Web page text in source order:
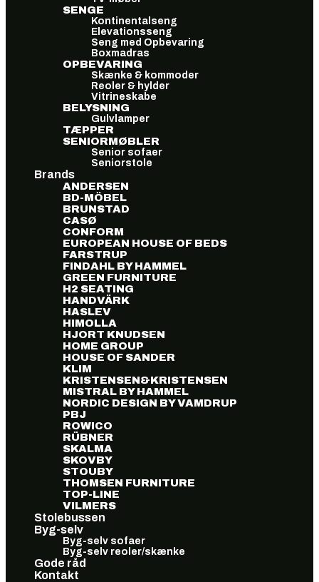
SENGE
Kontinentalseng
Elevationsseng
Seng med Opbevaring
Boxmadras
OPBEVARING
Skænke & kommoder
Reoler & hylder
Vitrineskabe
BELYSNING
Gulvlamper
TÆPPER
SENIORMØBLER
Senior sofaer
Seniorstole
Brands
ANDERSEN
BD-MÖBEL
BRUNSTAD
CASØ
CONFORM
EUROPEAN HOUSE OF BEDS
FARSTRUP
FINDAHL BY HAMMEL
GREEN FURNITURE
H2 SEATING
HANDVÄRK
HASLEV
HIMOLLA
HJORT KNUDSEN
HOME GROUP
HOUSE OF SANDER
KLIM
KRISTENSEN&KRISTENSEN
MISTRAL BY HAMMEL
NORDIC DESIGN BY VAMDRUP
PBJ
ROWICO
RÜBNER
SKALMA
SKOVBY
STOUBY
THOMSEN FURNITURE
TOP-LINE
VILMERS
Stolebussen
Byg-selv
Byg-selv sofaer
Byg-selv reoler/skænke
Gode råd
Kontakt